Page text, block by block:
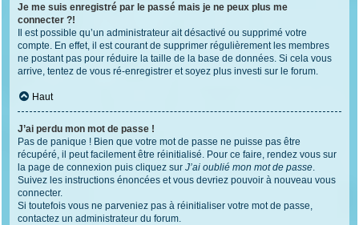
Je me suis enregistré par le passé mais je ne peux plus me
connecter ?!
Il est possible qu’un administrateur ait désactivé ou supprimé votre
compte. En effet, il est courant de supprimer régulièrement les membres
ne postant pas pour réduire la taille de la base de données. Si cela vous
arrive, tentez de vous ré-enregistrer et soyez plus investi sur le forum.
Haut
J’ai perdu mon mot de passe !
Pas de panique ! Bien que votre mot de passe ne puisse pas être
récupéré, il peut facilement être réinitialisé. Pour ce faire, rendez vous sur
la page de connexion puis cliquez sur J’ai oublié mon mot de passe.
Suivez les instructions énoncées et vous devriez pouvoir à nouveau vous
connecter.
Si toutefois vous ne parveniez pas à réinitialiser votre mot de passe,
contactez un administrateur du forum.